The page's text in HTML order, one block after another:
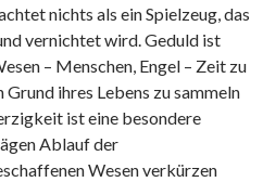
nichts als ein Spielzeug, das
vernichtet wird. Geduld ist
– Menschen, Engel – Zeit zu
ihres Lebens zu sammeln
ist eine besondere
Ablauf der
Wesen verkürzen